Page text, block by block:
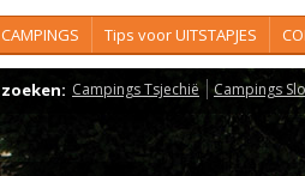
CAMPINGS Tips voor UITSTAPJES
zoeken: Campings Tsjechië Campings